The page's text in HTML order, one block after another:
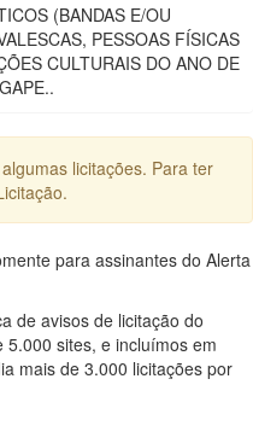
(BANDAS E/OU
PESSOAS FÍSICAS
CULTURAIS DO ANO DE
licitações. Para ter
para assinantes do Alerta
de avisos de licitação do
sites, e incluímos em
mais de 3.000 licitações por